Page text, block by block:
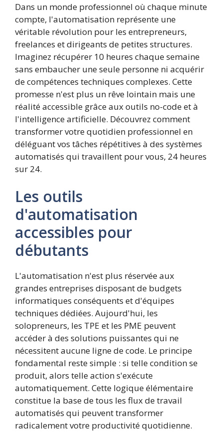
Dans un monde professionnel où chaque minute
compte, l'automatisation représente une
véritable révolution pour les entrepreneurs,
freelances et dirigeants de petites structures.
Imaginez récupérer 10 heures chaque semaine
sans embaucher une seule personne ni acquérir
de compétences techniques complexes. Cette
promesse n'est plus un rêve lointain mais une
réalité accessible grâce aux outils no-code et à
l'intelligence artificielle. Découvrez comment
transformer votre quotidien professionnel en
déléguant vos tâches répétitives à des systèmes
automatisés qui travaillent pour vous, 24 heures
sur 24.
Les outils
d'automatisation
accessibles pour
débutants
L'automatisation n'est plus réservée aux
grandes entreprises disposant de budgets
informatiques conséquents et d'équipes
techniques dédiées. Aujourd'hui, les
solopreneurs, les TPE et les PME peuvent
accéder à des solutions puissantes qui ne
nécessitent aucune ligne de code. Le principe
fondamental reste simple : si telle condition se
produit, alors telle action s'exécute
automatiquement. Cette logique élémentaire
constitue la base de tous les flux de travail
automatisés qui peuvent transformer
radicalement votre productivité quotidienne.